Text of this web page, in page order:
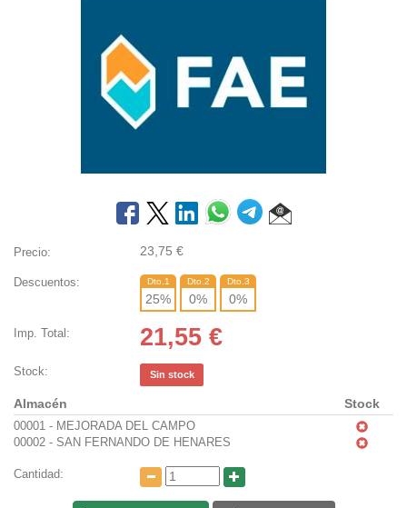
Precio: 23,75 €
Descuentos: Dto.1
25%
Dto.2
0%
Dto.3
0%
Imp. Total: 21,55 €
Stock: Sin stock
Almacén Stock
00001 - MEJORADA DEL CAMPO
00002 - SAN FERNANDO DE HENARES
Cantidad: